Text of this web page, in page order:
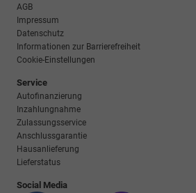
AGB
Impressum
Datenschutz
Informationen zur Barrierefreiheit
Cookie-Einstellungen
Service
Autofinanzierung
Inzahlungnahme
Zulassungsservice
Anschlussgarantie
Hausanlieferung
Lieferstatus
Social Media